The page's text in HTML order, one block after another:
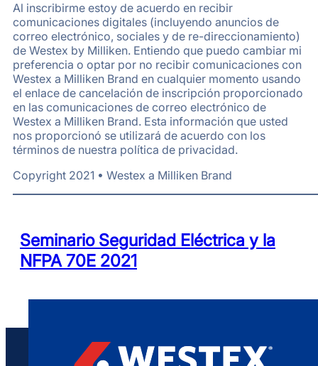
Al inscribirme estoy de acuerdo en recibir
comunicaciones digitales (incluyendo anuncios de
correo electrónico, sociales y de re-direccionamiento)
de Westex by Milliken. Entiendo que puedo cambiar mi
preferencia o optar por no recibir comunicaciones con
Westex a Milliken Brand en cualquier momento usando
el enlace de cancelación de inscripción proporcionado
en las comunicaciones de correo electrónico de
Westex a Milliken Brand. Esta información que usted
nos proporcionó se utilizará de acuerdo con los
términos de nuestra política de privacidad.
Copyright 2021 • Westex a Milliken Brand
Seminario Seguridad Eléctrica y la
NFPA 70E 2021